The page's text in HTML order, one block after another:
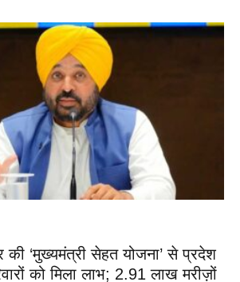
की ‘मुख्यमंत्री सेहत योजना’ से प्रदेश
को मिला लाभ; 2.91 लाख मरीज़ों